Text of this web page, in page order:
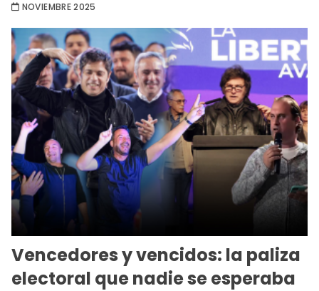
NOVIEMBRE 2025
Vencedores y vencidos: la paliza
electoral que nadie se esperaba